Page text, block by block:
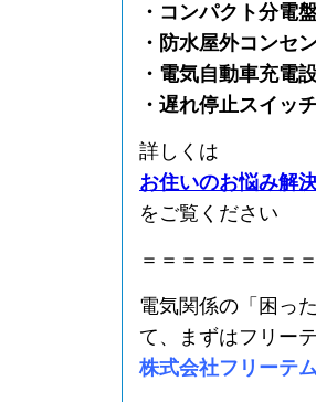
・コンパクト分電
・防水屋外コンセ
・電気自動車充電
・遅れ停止スイッ
詳しくは
お住いのお悩み解
をご覧ください
＝＝＝＝＝＝＝＝
電気関係の「困っ
て、まずはフリー
株式会社フリーテ